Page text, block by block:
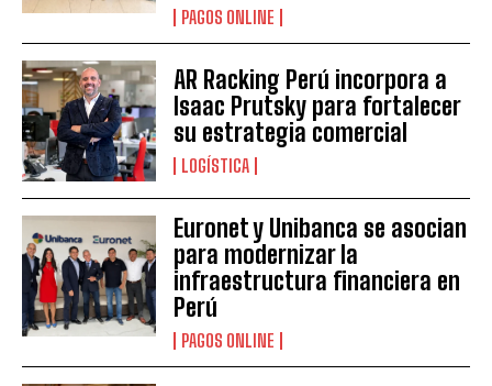
PAGOS ONLINE
AR Racking Perú incorpora a
Isaac Prutsky para fortalecer
su estrategia comercial
LOGÍSTICA
Euronet y Unibanca se asocian
para modernizar la
infraestructura financiera en
Perú
PAGOS ONLINE